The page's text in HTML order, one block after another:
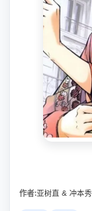
作者:亚树直 & 冲本秀